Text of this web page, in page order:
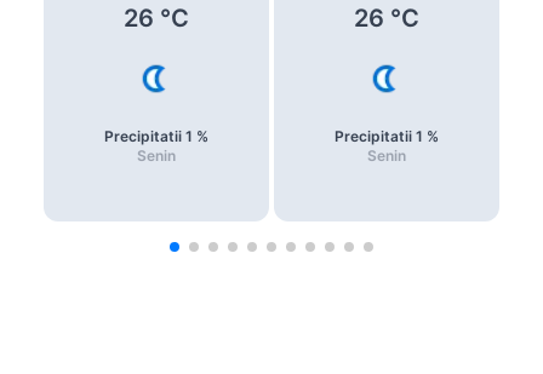
26 °C
Precipitatii 1 %
Senin
26 °C
Precipitatii 1 %
Senin